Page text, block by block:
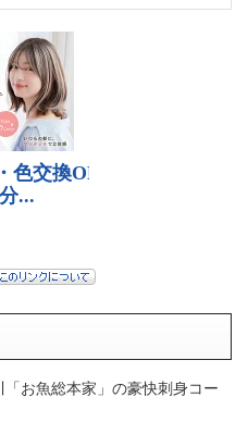
お魚総本家」の豪快刺身コー